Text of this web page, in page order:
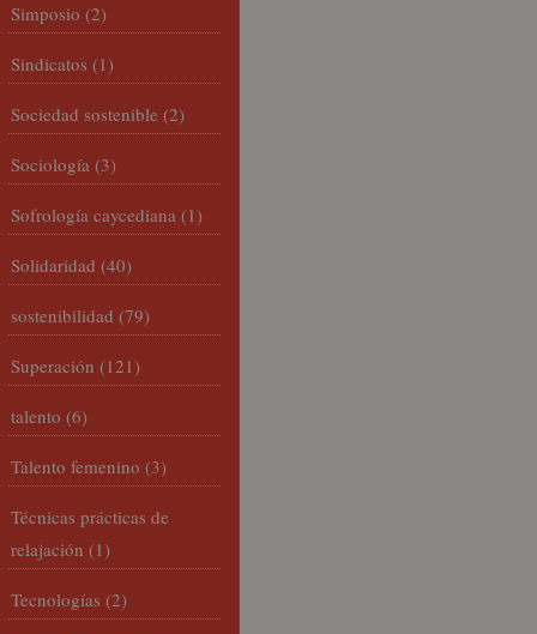
Simposio (2)
Sindicatos (1)
Sociedad sostenible (2)
Sociología (3)
Sofrología caycediana (1)
Solidaridad (40)
sostenibilidad (79)
Superación (121)
talento (6)
Talento femenino (3)
Técnicas prácticas de
relajación (1)
Tecnologías (2)